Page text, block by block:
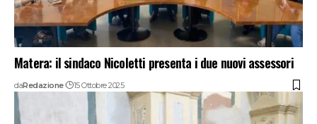
Matera: il sindaco Nicoletti presenta i due nuovi assessori
daRedazione 15 Ottobre 2025